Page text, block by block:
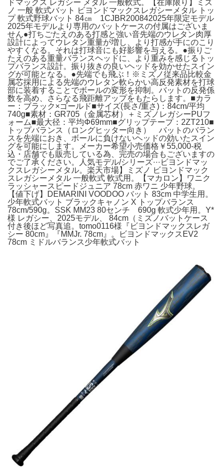
ドマックス レガシー メタル 一般軟式。【在庫限り】ミズ
ノ 一般 軟式バット ビヨンドマックスレガシーメタル トッ
プ 軟式野球バット 84㎝ 1CJBR200842025年限定モデル
2025年モデルより専用のバットケースの付属はございま
せん●打ちごたえのある打感と強い音先端のウレタン肉厚
設計によってウレタン重量が増し、より打感が手にのこり
やすくなる。それは打球音にも好影響を与える。●振りご
たえのある重量バランスヘッドに、より重みを感じるトッ
プバランス設計。振り抜きの良いヘッドを効かせたスイン
グが可能となる。●先端でも飛ぶ！※ミズノ従来品比較金
属芯採用による先端のウレタン軟らかい高反発素材を打球
部に装着することでボールの変形を抑制。バットの反発係
数を高め、さらなる飛距離アップをもたらします。■カラ
ー：ブラック×ゴールド■サイズ(長さ/重さ)：84cm/平均
740g■素材：GR705（金属芯材）＋ミズノレガシーPUフ
ォーム■最大径：平均Φ69mm■グリップテープ：2ZT210■
トップバランス（ロングヒッター向き） バットのバラン
スを先端におき、ボールに負けないヘッドの効いたスイン
グを可能にします。メーカー希望小売価格￥55,000-税
込・店舗でも販売している為、完売の場合もございますの
でご了承ください。人気モデル/シリーズ···ビヨンドマッ
クスレガシーメタル。楽天市場】ミズノ ビヨンドマック
スレガシーメタル 一般軟式 軟式用。【マカロン】ワニク
ラッシャースピードジュニア 78cm 赤ワニ 少年野球。
【値下げ】DEMARINI VOODOO バット 83cm 中学生用。
少年軟式バット ブラックキャノン X トップバランス
78cm/590g。SSK MM23 80センチ 690g 軟式少年用。Y*
様 レガシー、2025モデル、 84cm（ミズノバットケース
付き後ほど写真追。tomo0116様『ビヨンドマックスレガ
シー 80cm』『MMJr. 78cm』。ビヨンドマックスEV2
78cm ミドルバランス少年軟式バット